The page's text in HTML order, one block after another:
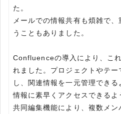
た。
メールでの情報共有も煩雑で
うこともありました。
Confluenceの導入により、こ
れました。プロジェクトやテ
し、関連情報を一元管理でき
情報に素早くアクセスできるよ
共同編集機能により、複数メン